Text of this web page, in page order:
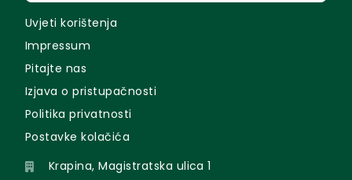
Uvjeti korištenja
Impressum
Pitajte nas
Izjava o pristupačnosti
Politika privatnosti
Postavke kolačića
Krapina, Magistratska ulica 1